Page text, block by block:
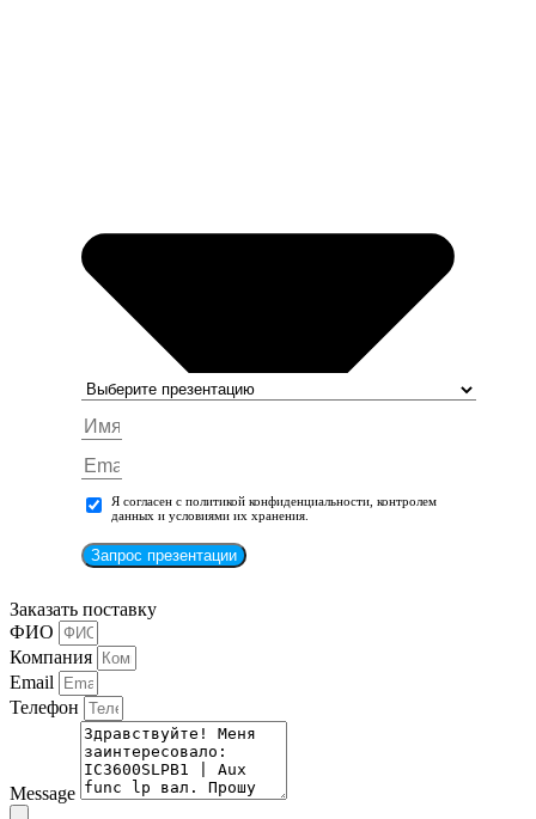
Я согласен с политикой конфиденциальности, контролем
данных и условиями их хранения.
Запрос презентации
Заказать поставку
ФИО
Компания
Email
Телефон
Message